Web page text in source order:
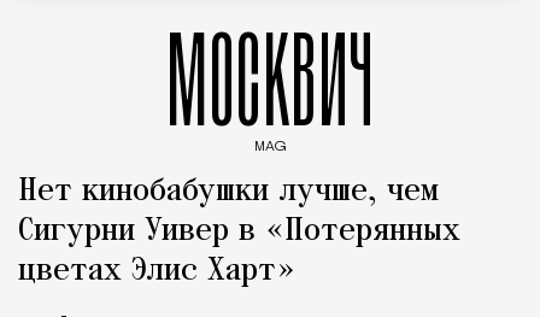
МОСКВИЧ
MAG
Нет кинобабушки лучше, чем
Сигурни Уивер в «Потерянных
цветах Элис Харт»